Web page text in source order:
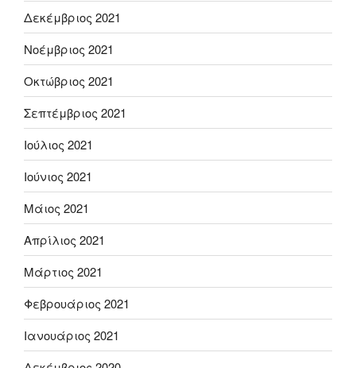
Δεκέμβριος 2021
Νοέμβριος 2021
Οκτώβριος 2021
Σεπτέμβριος 2021
Ιούλιος 2021
Ιούνιος 2021
Μάιος 2021
Απρίλιος 2021
Μάρτιος 2021
Φεβρουάριος 2021
Ιανουάριος 2021